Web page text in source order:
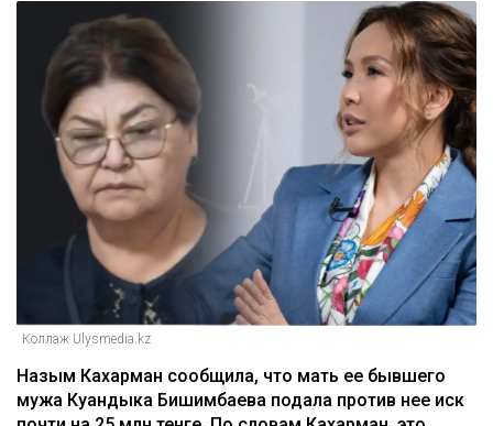
Коллаж Ulysmedia.kz
Назым Кахарман сообщила, что мать ее бывшего
мужа Куандыка Бишимбаева подала против нее иск